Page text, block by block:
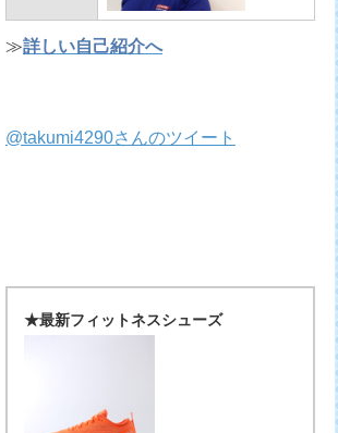
≫詳しい自己紹介へ
@takumi4290さんのツイート
★最新フィットネスシューズ